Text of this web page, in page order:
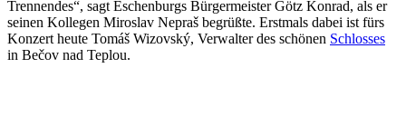
Trennendes“, sagt Eschenburgs Bürgermeister Götz Konrad, als er
seinen Kollegen Miroslav Nepraš begrüßte. Erstmals dabei ist fürs
Konzert heute Tomáš Wizovský, Verwalter des schönen Schlosses
in Bečov nad Teplou.